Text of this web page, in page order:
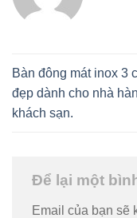
Bàn đông mát inox 3
đẹp dành cho nhà
khách sạn.
Để lại một
Email của bạn sẽ